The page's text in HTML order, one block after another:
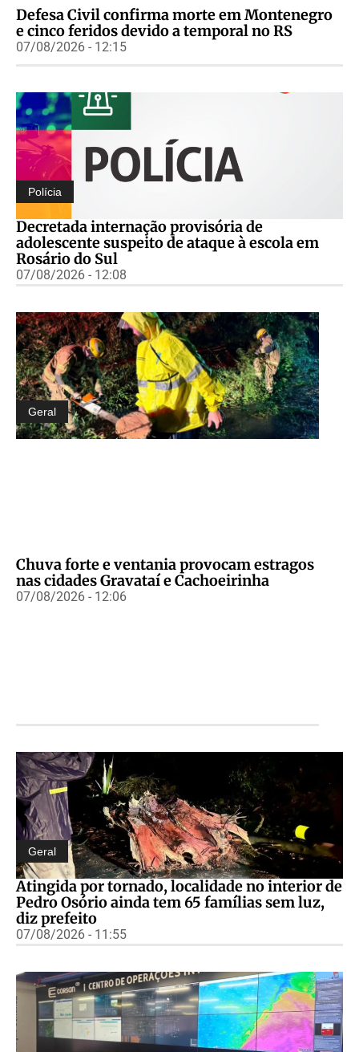
Defesa Civil confirma morte em Montenegro
e cinco feridos devido a temporal no RS
07/08/2026 - 12:15
Polícia
Decretada internação provisória de
adolescente suspeito de ataque à escola em
Rosário do Sul
07/08/2026 - 12:08
Geral
Chuva forte e ventania provocam estragos
nas cidades Gravataí e Cachoeirinha
07/08/2026 - 12:06
Geral
Atingida por tornado, localidade no interior de
Pedro Osório ainda tem 65 famílias sem luz,
diz prefeito
07/08/2026 - 11:55